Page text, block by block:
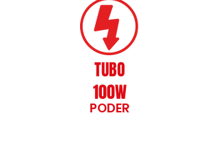
TUBO
100W
PODER